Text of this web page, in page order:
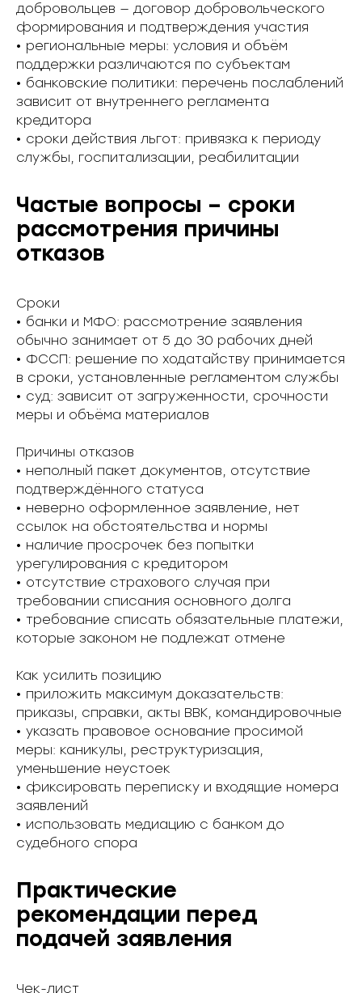
добровольцев — договор добровольческого
формирования и подтверждения участия
• региональные меры: условия и объём
поддержки различаются по субъектам
• банковские политики: перечень послаблений
зависит от внутреннего регламента
кредитора
• сроки действия льгот: привязка к периоду
службы, госпитализации, реабилитации
Частые вопросы – сроки
рассмотрения причины
отказов
Сроки
• банки и МФО: рассмотрение заявления
обычно занимает от 5 до 30 рабочих дней
• ФССП: решение по ходатайству принимается
в сроки, установленные регламентом службы
• суд: зависит от загруженности, срочности
меры и объёма материалов
Причины отказов
• неполный пакет документов, отсутствие
подтверждённого статуса
• неверно оформленное заявление, нет
ссылок на обстоятельства и нормы
• наличие просрочек без попытки
урегулирования с кредитором
• отсутствие страхового случая при
требовании списания основного долга
• требование списать обязательные платежи,
которые законом не подлежат отмене
Как усилить позицию
• приложить максимум доказательств:
приказы, справки, акты ВВК, командировочные
• указать правовое основание просимой
меры: каникулы, реструктуризация,
уменьшение неустоек
• фиксировать переписку и входящие номера
заявлений
• использовать медиацию с банком до
судебного спора
Практические
рекомендации перед
подачей заявления
Чек-лист